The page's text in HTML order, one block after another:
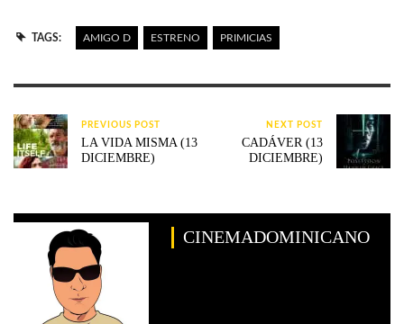
TAGS: AMIGO D ESTRENO PRIMICIAS
PREVIOUS POST
LA VIDA MISMA (13
DICIEMBRE)
NEXT POST
CADÁVER (13
DICIEMBRE)
CINEMADOMINICANO